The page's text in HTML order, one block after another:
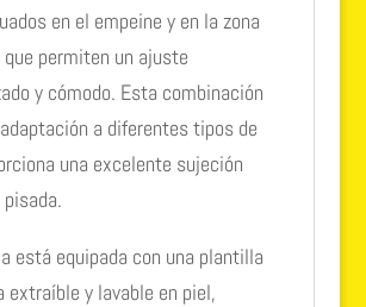
en el empeine y en la zona
permiten un ajuste
y cómodo. Esta combinación
a diferentes tipos de
una excelente sujeción
está equipada con una plantilla
extraíble y lavable en piel,